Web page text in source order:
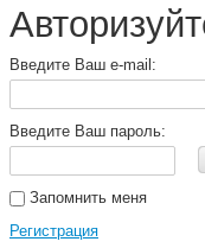
Введите Ваш e-mail:
Введите Ваш пароль:
Запомнить меня
Регистрация